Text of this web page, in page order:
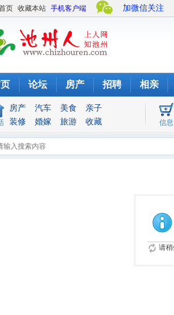
页 收藏本站 手机客户端
论坛 房产 招聘 相亲
房产 汽车 美食
亲子
装修
婚嫁 旅游 收藏 信息
加微信关注
请稍